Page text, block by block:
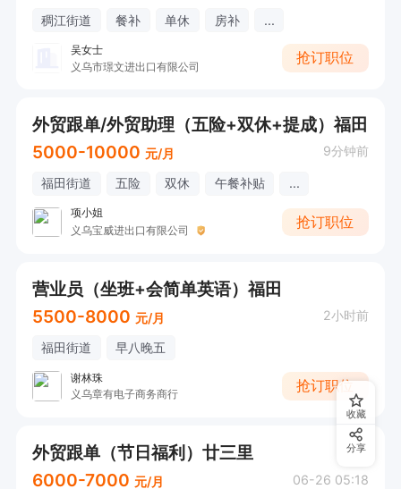
稠江街道 餐补 单休 房补 ...
吴女士
义乌市璟文进出口有限公司
抢订职位
外贸跟单/外贸助理（五险+双休+提成）福田
5000-10000 元/月 9分钟前
福田街道 五险 双休 午餐补贴 ...
项小姐
义乌宝威进出口有限公司
抢订职位
营业员（坐班+会简单英语）福田
5500-8000 元/月 2小时前
福田街道 早八晚五
谢林珠
义乌章有电子商务商行
抢订职位
外贸跟单（节日福利）廿三里
6000-7000 元/月 06-26 05:18
收藏
分享